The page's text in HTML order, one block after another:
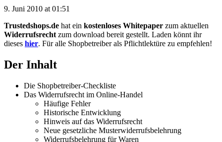
9. Juni 2010 at 01:51
Trustedshops.de hat ein kostenloses Whitepaper zum aktuellen
Widerrufsrecht zum download bereit gestellt. Laden könnt ihr
dieses hier. Für alle Shopbetreiber als Pflichtlektüre zu empfehlen!
Der Inhalt
Die Shopbetreiber-Checkliste
Das Widerrufsrecht im Online-Handel
Häufige Fehler
Historische Entwicklung
Hinweis auf das Widerrufsrecht
Neue gesetzliche Musterwiderrufsbelehrung
Widerrufsbelehrung für Waren